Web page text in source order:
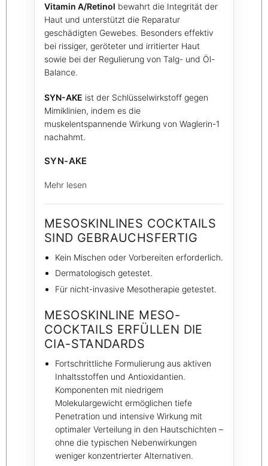
Vitamin A/Retinol bewahrt die Integrität der
Haut und unterstützt die Reparatur
geschädigten Gewebes. Besonders effektiv
bei rissiger, geröteter und irritierter Haut
sowie bei der Regulierung von Talg- und Öl-
Balance.
SYN-AKE ist der Schlüsselwirkstoff gegen
Mimiklinien, indem es die
muskelentspannende Wirkung von Waglerin-1
nachahmt.
SYN-AKE
Mehr lesen
MESOSKINLINES COCKTAILS
SIND GEBRAUCHSFERTIG
Kein Mischen oder Vorbereiten erforderlich.
Dermatologisch getestet.
Für nicht-invasive Mesotherapie getestet.
MESOSKINLINE MESO-
COCKTAILS ERFÜLLEN DIE
CIA-STANDARDS
Fortschrittliche Formulierung aus aktiven
Inhaltsstoffen und Antioxidantien.
Komponenten mit niedrigem
Molekulargewicht ermöglichen tiefe
Penetration und intensive Wirkung mit
optimaler Verteilung in den Hautschichten –
ohne die typischen Nebenwirkungen
weniger konzentrierter Alternativen.